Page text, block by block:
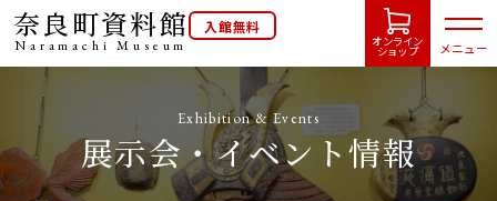
奈良町資料館
NaramachiMuseum
入館無料
オンライン
ショップ メニュー
HOME
Exhibition & Events
展示会・イベント情報